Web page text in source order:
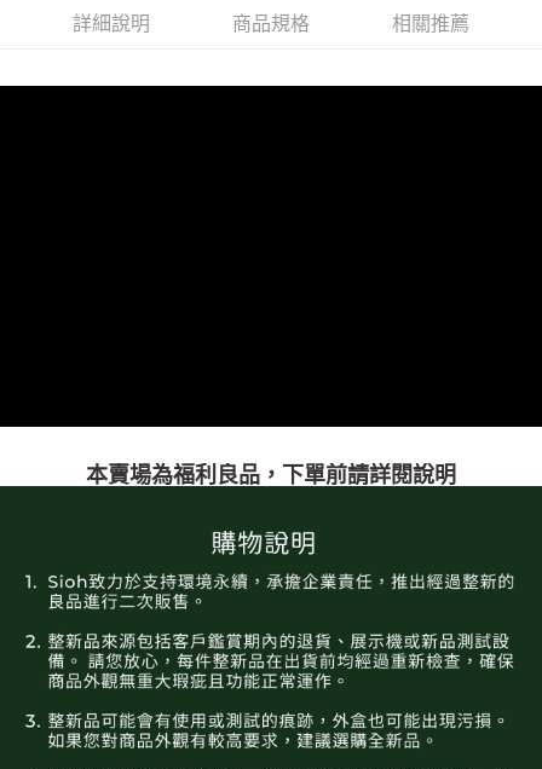
黑貓宅急便
詳細說明 商品規格 相關推薦
本賣場為福利良品，下單前請詳閱說明